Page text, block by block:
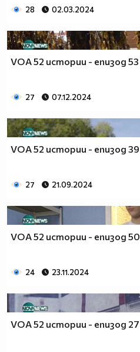
28 02.03.2024
VOA 52 истории - епизод 53
27 07.12.2024
VOA 52 истории - епизод 39
27 21.09.2024
VOA 52 истории - епизод 50
24 23.11.2024
VOA 52 истории - епизод 27